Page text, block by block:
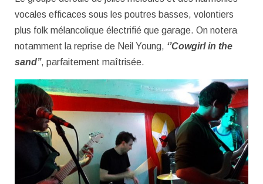
vocales efficaces sous les poutres basses, volontiers
plus folk mélancolique électrifié que garage. On notera
notamment la reprise de Neil Young, ‘’Cowgirl in the
sand’’, parfaitement maîtrisée.